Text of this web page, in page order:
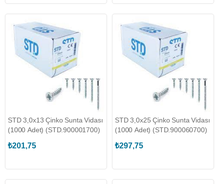
STD 3,0x13 Çinko Sunta Vidası
(1000 Adet) (STD.900001700)
₺201,75
STD 3,0x25 Çinko Sunta Vidası
(1000 Adet) (STD.900060700)
₺297,75